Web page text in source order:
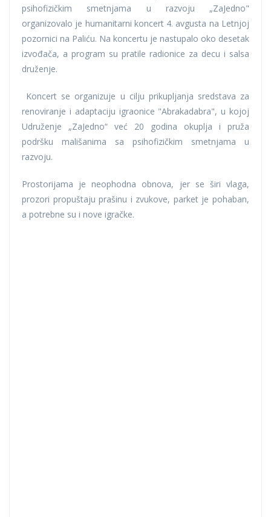
psihofizičkim smetnjama u razvoju „ZaJedno"
organizovalo je humanitarni koncert 4. avgusta na Letnjoj
pozornici na Paliću. Na koncertu je nastupalo oko desetak
izvođača, a program su pratile radionice za decu i salsa
druženje.
Koncert se organizuje u cilju prikupljanja sredstava za
renoviranje i adaptaciju igraonice "Abrakadabra", u kojoj
Udruženje „ZaJedno“ već 20 godina okuplja i pruža
podršku mališanima sa psihofizičkim smetnjama u
razvoju.
Prostorijama je neophodna obnova, jer se širi vlaga,
prozori propuštaju prašinu i zvukove, parket je pohaban,
a potrebne su i nove igračke.